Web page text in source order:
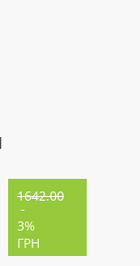
1642.00
-
3%
ГРН